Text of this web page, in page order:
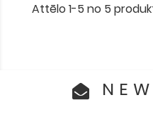
Attēlo 1-5 no 5